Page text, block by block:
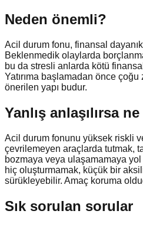
Neden önemli?
Acil durum fonu, finansal
Beklenmedik olaylarda
bu da stresli anlarda kötü
Yatırıma başlamadan önce çoğu
önerilen yapı budur.
Yanlış anlaşılırsa
Acil durum fonunu yüksek riskli
çevrilemeyen araçlarda tutmak,
bozmaya veya ulaşamamaya
hiç oluşturmamak, küçük bir
sürükleyebilir. Amaç koruma
Sık sorulan sorular